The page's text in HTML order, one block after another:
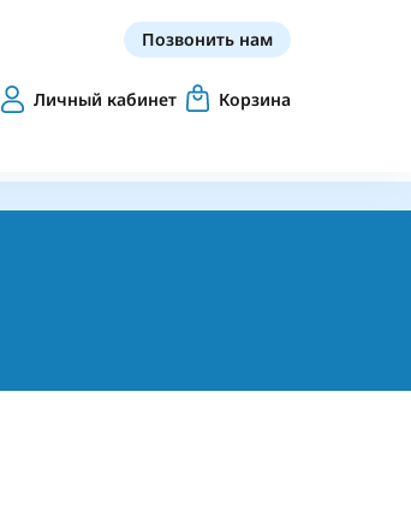
Позвонить нам
Личный кабинет Корзина